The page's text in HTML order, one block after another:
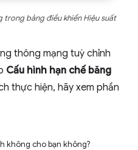
trong bảng điều khiển Hiệu suất
thông mạng tuỳ chỉnh
Cấu hình hạn chế băng
thực hiện, hãy xem phần
không cho bạn không?